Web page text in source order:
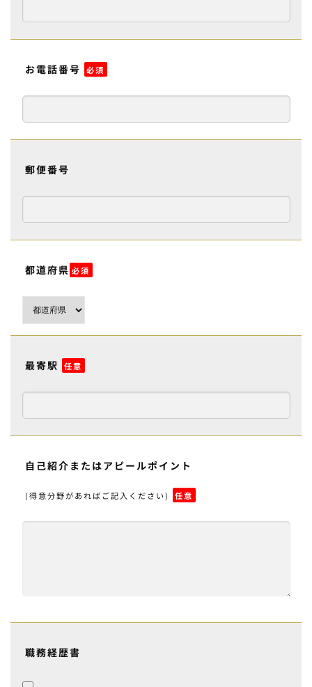
お電話番号 必須
郵便番号
都道府県 必須
最寄駅 任意
自己紹介またはアピールポイント
(得意分野があればご記入ください) 任意
職務経歴書